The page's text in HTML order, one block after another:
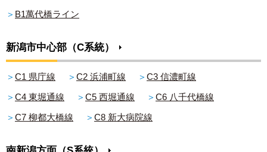
＞ B1萬代橋ライン
新潟市中心部（C系統）
＞ C1 県庁線 ＞ C2 浜浦町線 ＞ C3 信濃町線
＞ C4 東堀通線 ＞ C5 西堀通線 ＞ C6 八千代橋線
＞ C7 柳都大橋線 ＞ C8 新大病院線